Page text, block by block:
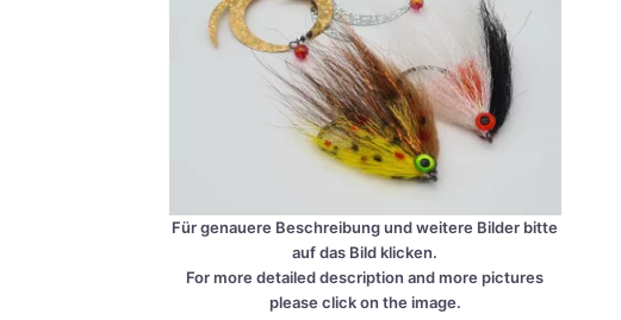
Für genaue­re Beschrei­bung und wei­te­re Bil­der bit­te
auf das Bild kli­cken.
For more detail­ed descrip­ti­on and more pic­tures
plea­se click on the image.